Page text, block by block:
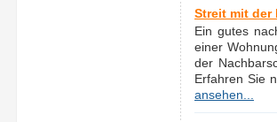
Streit mit der
Ein gutes
einer
der
Erfahren Sie
ansehen...